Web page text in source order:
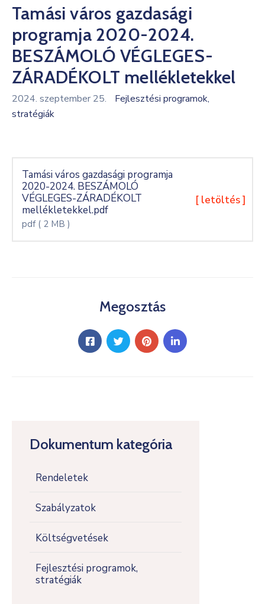
Kultúra
Keresés
Dokumentum kategória
Rendeletek
Szabályzatok
Költségvetések
Fejlesztési programok,
stratégiák
Tamási város gazdasági
programja 2020-2024.
BESZÁMOLÓ VÉGLEGES-
ZÁRADÉKOLT mellékletekkel
2024. szeptember 25.
Fejlesztési programok,
stratégiák
Tamási város gazdasági programja
2020-2024. BESZÁMOLÓ
VÉGLEGES-ZÁRADÉKOLT
mellékletekkel.pdf
pdf ( 2 MB )
[ letöltés ]
Megosztás